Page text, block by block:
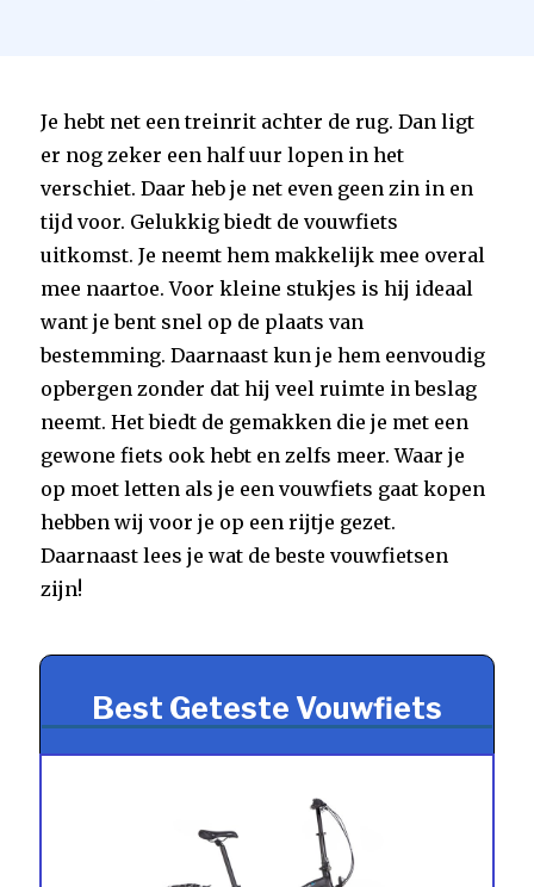
Je hebt net een treinrit achter de rug. Dan ligt
er nog zeker een half uur lopen in het
verschiet. Daar heb je net even geen zin in en
tijd voor. Gelukkig biedt de vouwfiets
uitkomst. Je neemt hem makkelijk mee overal
mee naartoe. Voor kleine stukjes is hij ideaal
want je bent snel op de plaats van
bestemming. Daarnaast kun je hem eenvoudig
opbergen zonder dat hij veel ruimte in beslag
neemt. Het biedt de gemakken die je met een
gewone fiets ook hebt en zelfs meer. Waar je
op moet letten als je een vouwfiets gaat kopen
hebben wij voor je op een rijtje gezet.
Daarnaast lees je wat de beste vouwfietsen
zijn!
Best Geteste Vouwfiets